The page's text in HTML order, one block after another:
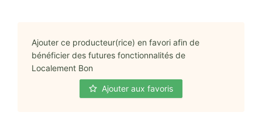
Ajouter ce producteur(rice) en favori afin de
bénéficier des futures fonctionnalités de
Localement Bon
Ajouter aux favoris